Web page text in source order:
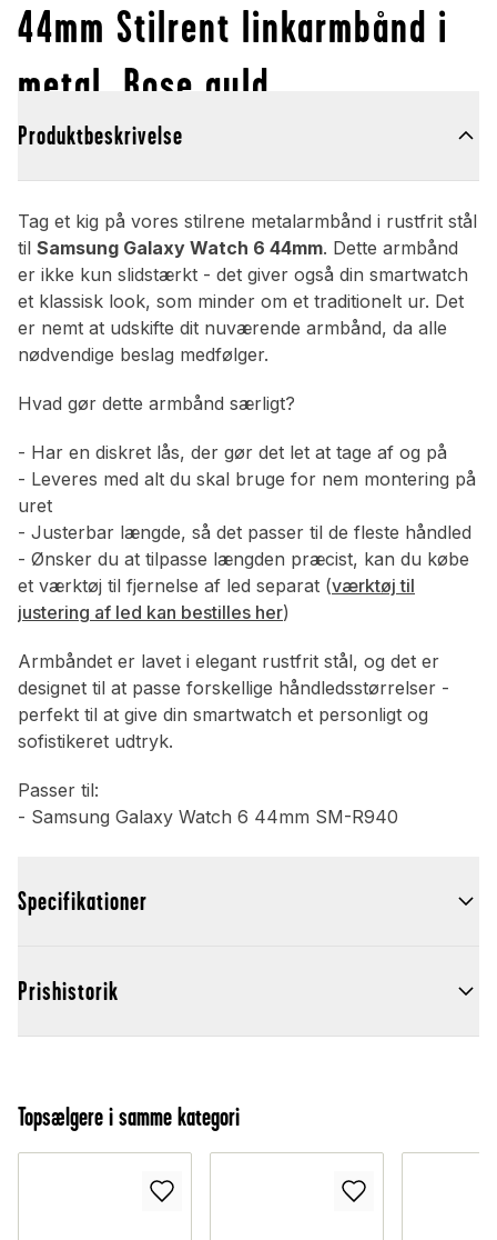
44mm Stilrent linkarmbånd i
metal, Rose guld
Produktbeskrivelse
Tag et kig på vores stilrene metalarmbånd i rustfrit stål
til Samsung Galaxy Watch 6 44mm. Dette armbånd
er ikke kun slidstærkt - det giver også din smartwatch
et klassisk look, som minder om et traditionelt ur. Det
er nemt at udskifte dit nuværende armbånd, da alle
nødvendige beslag medfølger.
Hvad gør dette armbånd særligt?
- Har en diskret lås, der gør det let at tage af og på
- Leveres med alt du skal bruge for nem montering på
uret
- Justerbar længde, så det passer til de fleste håndled
- Ønsker du at tilpasse længden præcist, kan du købe
et værktøj til fjernelse af led separat (værktøj til
justering af led kan bestilles her)
Armbåndet er lavet i elegant rustfrit stål, og det er
designet til at passe forskellige håndledsstørrelser -
perfekt til at give din smartwatch et personligt og
sofistikeret udtryk.
Passer til:
- Samsung Galaxy Watch 6 44mm SM-R940
Specifikationer
Prishistorik
Topsælgere i samme kategori